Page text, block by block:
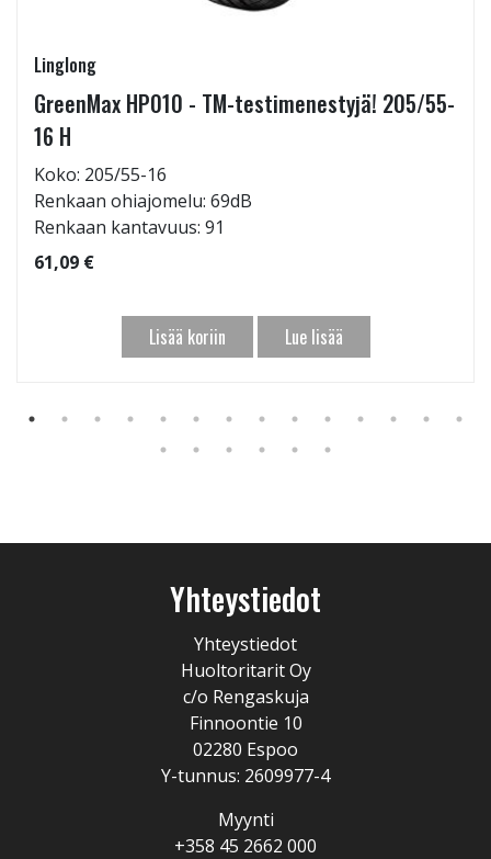
Linglong
GreenMax HP010 - TM-testimenestyjä! 205/55-
16 H
Koko: 205/55-16
Renkaan ohiajomelu: 69dB
Renkaan kantavuus: 91
61,09 €
Lisää koriin Lue lisää
Yhteystiedot
Yhteystiedot
Huoltoritarit Oy
c/o Rengaskuja
Finnoontie 10
02280 Espoo
Y-tunnus: 2609977-4
Myynti
+358 45 2662 000